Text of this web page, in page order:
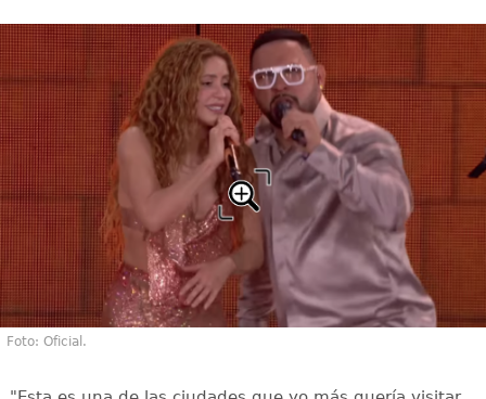
Foto: Oficial.